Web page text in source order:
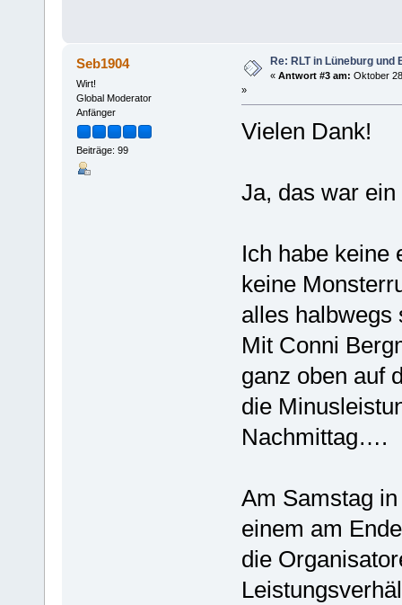
Seb1904
Wirt!
Global Moderator
Anfänger
Beiträge: 99
Re: RLT in Lüneburg und
« Antwort #3 am: Oktober
»
Vielen Dank!
Ja, das war
Ich habe keine
keine
alles halbwegs
Mit Conni
ganz oben auf
die
Nachmittag….
Am Samstag
einem am
die